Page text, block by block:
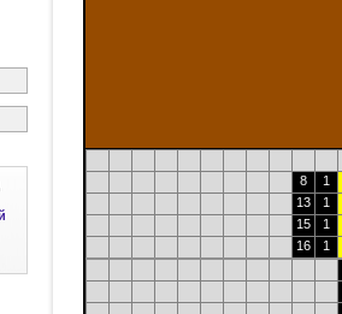
8
1
13
1
15
1
16
1